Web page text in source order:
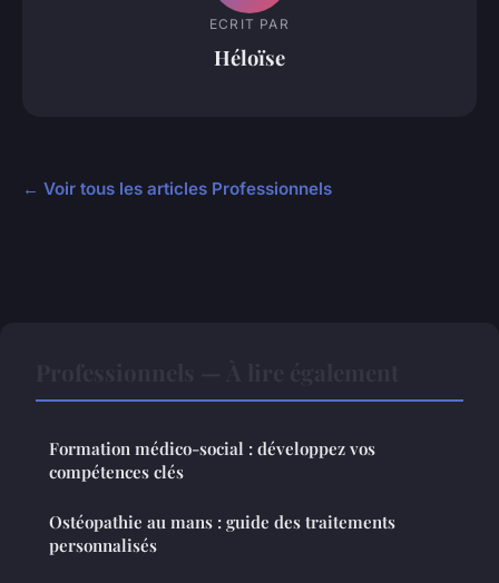
ECRIT PAR
Héloïse
← Voir tous les articles Professionnels
Formation médico-social : développez vos
compétences clés
Ostéopathie au mans : guide des traitements
personnalisés